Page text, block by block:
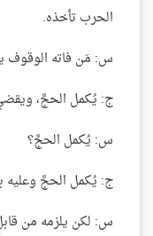
الحرب تأخذه.
س: مَن فاته الوقوف
ج: يُكمل الحجَّ،
س: يُكمل الحجَّ؟
ج: يُكمل الحجَّ وعليه
س: لكن يلزمه من